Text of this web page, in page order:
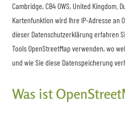
Cambridge, CB4 0WS, United Kingdom.
Kartenfunktion wird Ihre IP-Adresse an
dieser Datenschutzerklärung erfahren
Tools OpenStreetMap verwenden, wo
und wie Sie diese Datenspeicherung
Was ist